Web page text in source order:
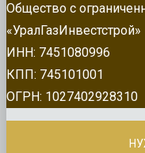
Общество с
«УралГазИнвестстрой»
ИНН: 7451080996
КПП: 745101001
ОГРН: 1027402928310